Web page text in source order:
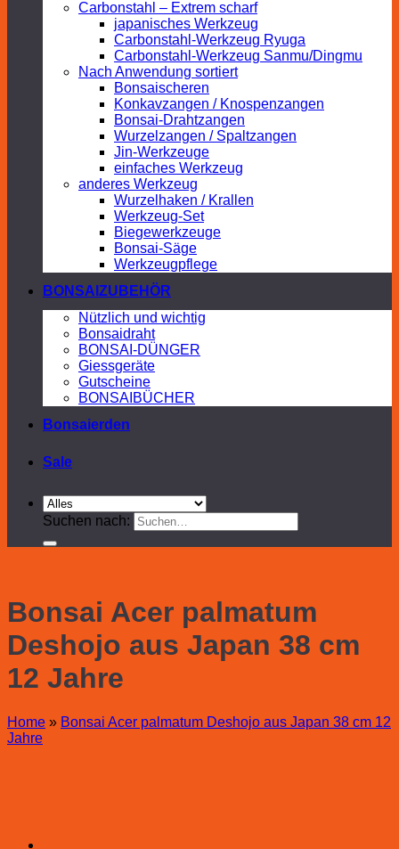
Carbonstahl – Extrem scharf
japanisches Werkzeug
Carbonstahl-Werkzeug Ryuga
Carbonstahl-Werkzeug Sanmu/Dingmu
Nach Anwendung sortiert
Bonsaischeren
Konkavzangen / Knospenzangen
Bonsai-Drahtzangen
Wurzelzangen / Spaltzangen
Jin-Werkzeuge
einfaches Werkzeug
anderes Werkzeug
Wurzelhaken / Krallen
Werkzeug-Set
Biegewerkzeuge
Bonsai-Säge
Werkzeugpflege
BONSAIZUBEHÖR
Nützlich und wichtig
Bonsaidraht
BONSAI-DÜNGER
Giessgeräte
Gutscheine
BONSAIBÜCHER
Bonsaierden
Sale
Suchen nach:
Bonsai Acer palmatum
Deshojo aus Japan 38 cm
12 Jahre
Home » Bonsai Acer palmatum Deshojo aus Japan 38 cm 12
Jahre